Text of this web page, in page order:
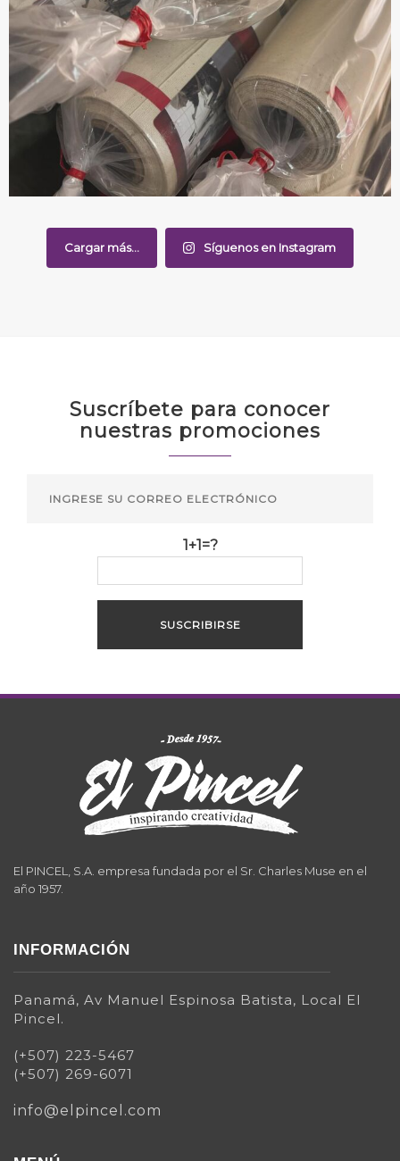
Cargar más... Síguenos en Instagram
Suscríbete para conocer
nuestras promociones
1+1=?
El PINCEL, S.A. empresa fundada por el Sr. Charles Muse en el
año 1957.
INFORMACIÓN
Panamá, Av Manuel Espinosa Batista, Local El
Pincel.
(+507) 223-5467
(+507) 269-6071
info@elpincel.com